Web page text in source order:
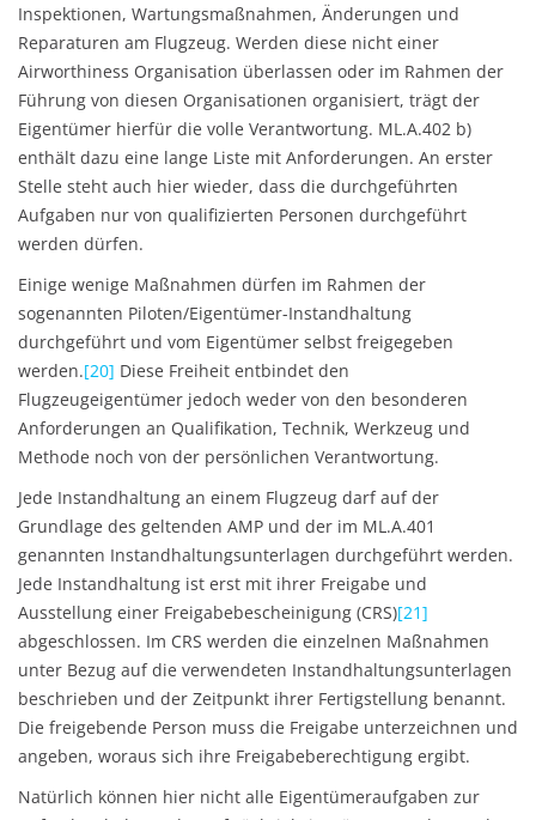
Inspektionen, Wartungsmaßnahmen, Änderungen und
Reparaturen am Flugzeug. Werden diese nicht einer
Airworthiness Organisation überlassen oder im Rahmen der
Führung von diesen Organisationen organisiert, trägt der
Eigentümer hierfür die volle Verantwortung. ML.A.402 b)
enthält dazu eine lange Liste mit Anforderungen. An erster
Stelle steht auch hier wieder, dass die durchgeführten
Aufgaben nur von qualifizierten Personen durchgeführt
werden dürfen.
Einige wenige Maßnahmen dürfen im Rahmen der
sogenannten Piloten/Eigentümer-Instandhaltung
durchgeführt und vom Eigentümer selbst freigegeben
werden.[20] Diese Freiheit entbindet den
Flugzeugeigentümer jedoch weder von den besonderen
Anforderungen an Qualifikation, Technik, Werkzeug und
Methode noch von der persönlichen Verantwortung.
Jede Instandhaltung an einem Flugzeug darf auf der
Grundlage des geltenden AMP und der im ML.A.401
genannten Instandhaltungsunterlagen durchgeführt werden.
Jede Instandhaltung ist erst mit ihrer Freigabe und
Ausstellung einer Freigabebescheinigung (CRS)[21]
abgeschlossen. Im CRS werden die einzelnen Maßnahmen
unter Bezug auf die verwendeten Instandhaltungsunterlagen
beschrieben und der Zeitpunkt ihrer Fertigstellung benannt.
Die freigebende Person muss die Freigabe unterzeichnen und
angeben, woraus sich ihre Freigabeberechtigung ergibt.
Natürlich können hier nicht alle Eigentümeraufgaben zur